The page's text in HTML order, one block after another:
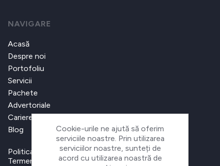
NAVIGARE
Acasă
Despre noi
Portofoliu
Servicii
Pachete
Advertoriale
Cariere
Blog
Politica de confidențialitate
Termeni și condiții
Cookie-urile ne ajută să oferim
serviciile noastre. Prin utilizarea
serviciilor noastre, sunteți de
acord cu utilizarea noastră de